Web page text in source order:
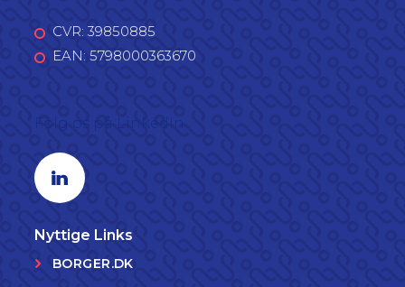
CVR: 39850885
EAN: 5798000363670
Linkedin profil
Nyttige Links
BORGER.DK